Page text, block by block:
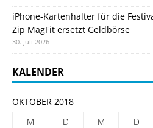
iPhone-Kartenhalter für die
Zip MagFit ersetzt Geldbörse
30. Juli 2026
KALENDER
OKTOBER 2018
M
D M D